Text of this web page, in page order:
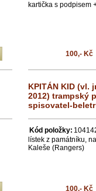
kartička s podpisem
100,- Kč
KPITÁN KID (vl.
2012) trampský
spisovatel-
Kód položky:
lístek z památníku,
Kaleše (Rangers)
100,- Kč